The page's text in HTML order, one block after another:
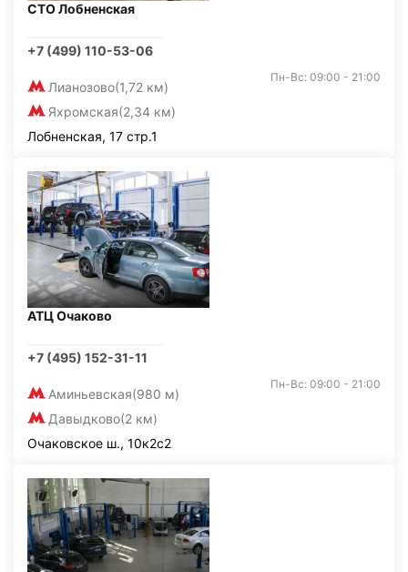
СТО Лобненская
+7 (499) 110-53-06
Лианозово(1,72 км)
Яхромская(2,34 км)
Пн-Вс: 09:00 - 21:00
Лобненская, 17 стр.1
АТЦ Очаково
+7 (495) 152-31-11
Аминьевская(980 м)
Давыдково(2 км)
Пн-Вс: 09:00 - 21:00
Очаковское ш., 10к2с2